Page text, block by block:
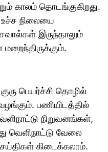
காலம் தொடங்குகிறது.
உச்ச நிலையை
இருந்தாலும்
பெயர்ச்சி தொழில்
பணியிடத்தில்
நிறுவனங்கள்,
வெளிநாட்டு வேலை
கிடைக்கலாம்.